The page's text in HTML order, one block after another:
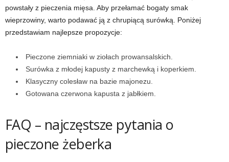
powstały z pieczenia mięsa. Aby przełamać bogaty smak
wieprzowiny, warto podawać ją z chrupiącą surówką. Poniżej
przedstawiam najlepsze propozycje:
Pieczone ziemniaki w ziołach prowansalskich.
Surówka z młodej kapusty z marchewką i koperkiem.
Klasyczny colesław na bazie majonezu.
Gotowana czerwona kapusta z jabłkiem.
FAQ – najczęstsze pytania o
pieczone żeberka